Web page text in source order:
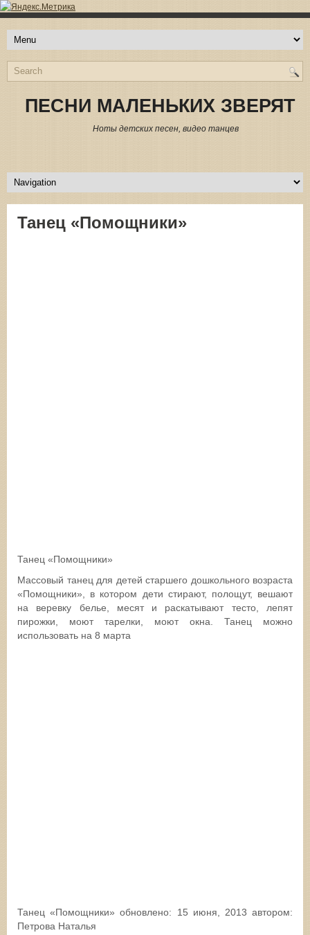
ПЕСНИ МАЛЕНЬКИХ ЗВЕРЯТ
Ноты детских песен, видео танцев
Танец «Помощники»
Танец «Помощники»
Массовый танец для детей старшего дошкольного возраста
«Помощники», в котором дети стирают, полощут, вешают
на веревку белье, месят и раскатывают тесто, лепят
пирожки, моют тарелки, моют окна. Танец можно
использовать на 8 марта
Танец «Помощники» обновлено: 15 июня, 2013 автором:
Петрова Наталья